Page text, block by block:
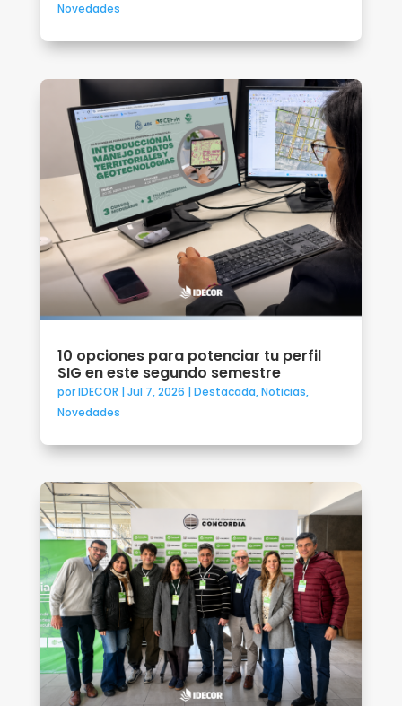
Novedades
10 opciones para potenciar tu perfil
SIG en este segundo semestre
porIDECOR | Jul 7, 2026 | Destacada,Noticias,
Novedades